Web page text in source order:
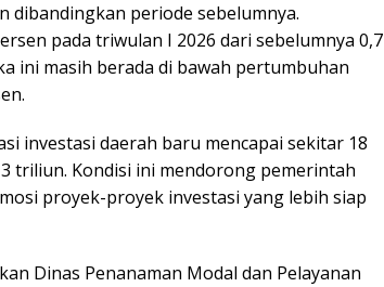
dibandingkan periode sebelumnya.
pada triwulan I 2026 dari sebelumnya 0,7
ini masih berada di bawah pertumbuhan
investasi daerah baru mencapai sekitar 18
triliun. Kondisi ini mendorong pemerintah
proyek-proyek investasi yang lebih siap
Dinas Penanaman Modal dan Pelayanan